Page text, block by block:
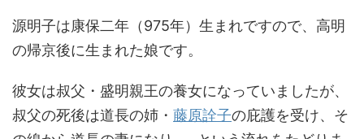
源明子は康保二年（975年）生まれですので、高明
の帰京後に生まれた娘です。
彼女は叔父・盛明親王の養女になっていましたが、
叔父の死後は道長の姉・ 藤原詮子の庇護を受け、そ